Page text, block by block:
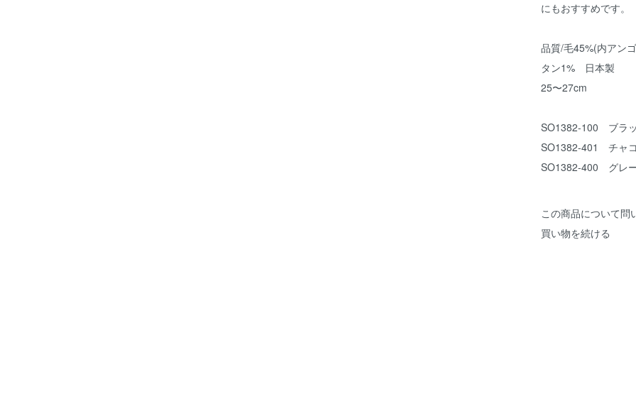
にもおすすめです。
品質/毛45%(内ア
タン1% 日本製
25〜27cm
SO1382-100 ブラ
SO1382-401 チャ
SO1382-400 グレ
この商品について問
買い物を続ける